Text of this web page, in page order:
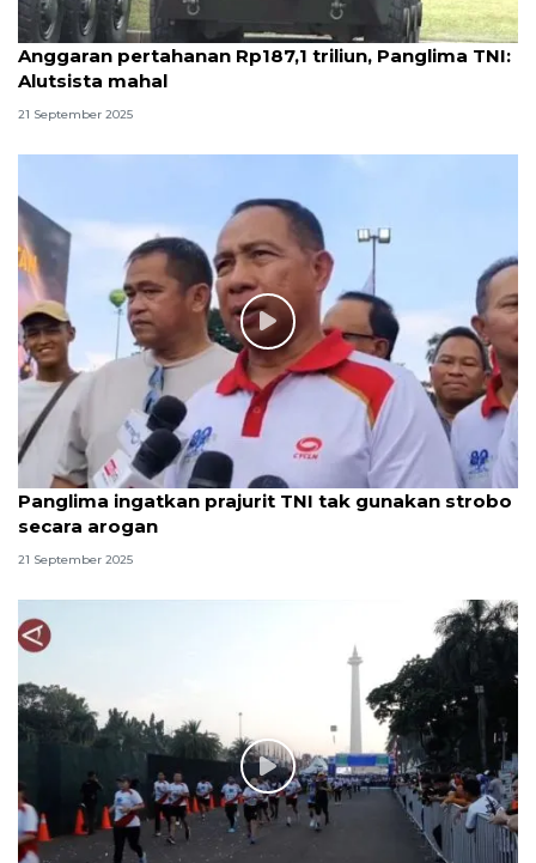
Anggaran pertahanan Rp187,1 triliun, Panglima TNI:
Alutsista mahal
21 September 2025
Panglima ingatkan prajurit TNI tak gunakan strobo
secara arogan
21 September 2025